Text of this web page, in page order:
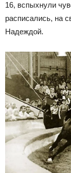
16, вспыхнули
расписались, на
Надеждой.